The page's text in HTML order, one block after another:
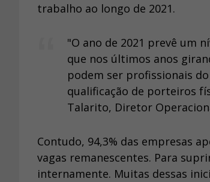
trabalho ao longo de 2021.
"O ano de 2021 prevê um
que nos últimos anos
podem ser profissionais
qualificação de porteiros
Talarito, Diretor
Contudo, 94,3% das empresas
vagas remanescentes. Para
internamente. Muitas dessas